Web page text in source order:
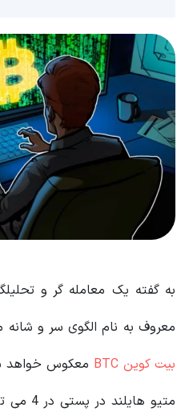
به گفته یک معامله گر و
معروف به نام الگوی سر و
بیت کوین BTC
معکوس خواهد
متیو